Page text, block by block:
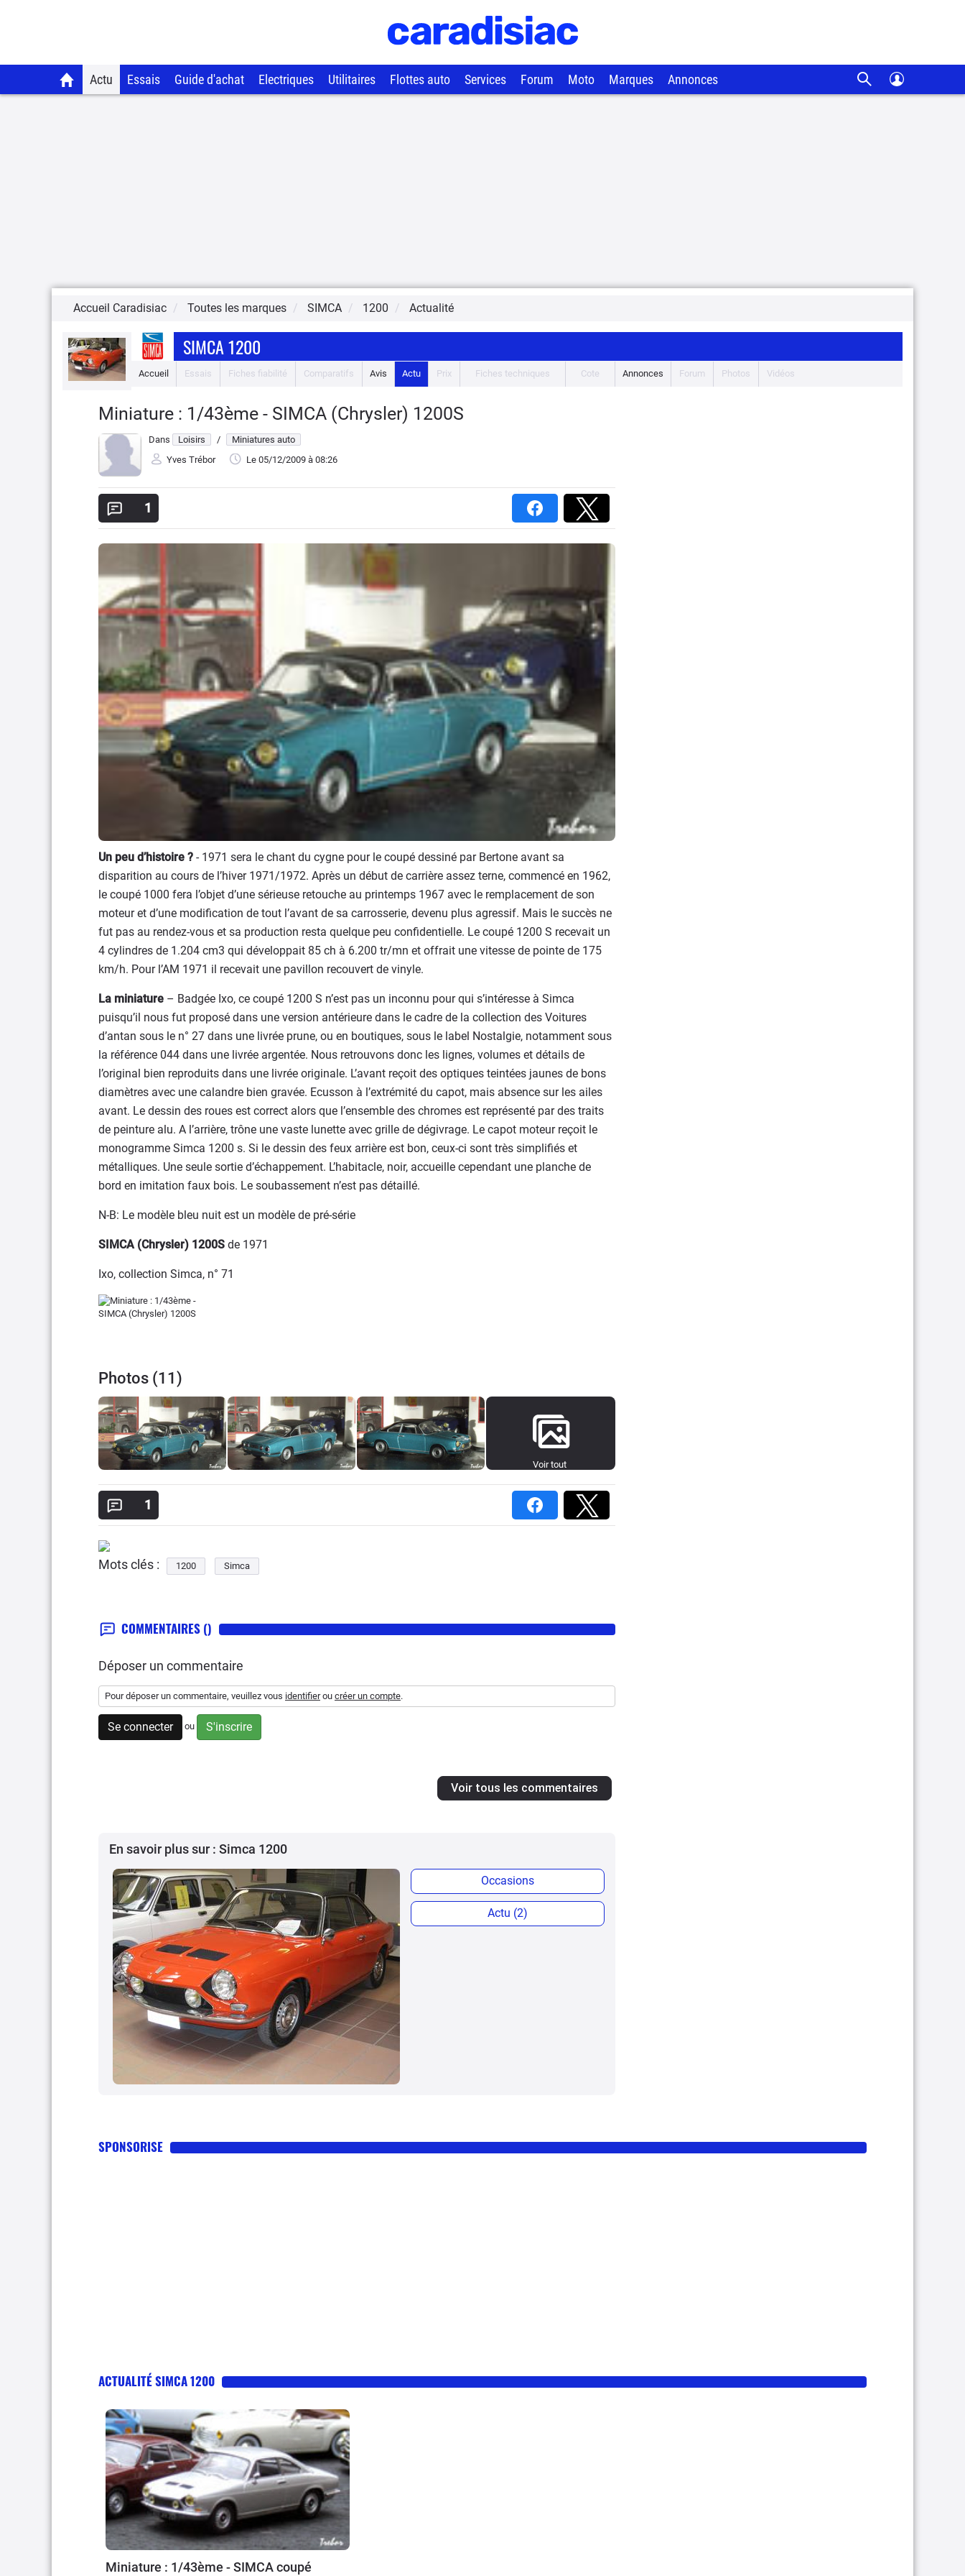
Actu Essais Guide d'achat Electriques Utilitaires Flottes auto Services Forum Moto Marques Annonces
Accueil Caradisiac Toutes les marques SIMCA 1200 Actualité
SIMCA 1200
Accueil Essais Fiches fiabilité Comparatifs Avis Actu Prix Fiches techniques Cote Annonces Forum Photos Vidéos
Miniature : 1/43ème - SIMCA (Chrysler) 1200S
Dans Loisirs /
Miniatures auto
Yves Trébor
Le 05/12/2009 à 08:26
1
Un peu d’histoire ? - 1971 sera le chant du cygne pour le coupé dessiné par Bertone avant sa
disparition au cours de l’hiver 1971/1972. Après un début de carrière assez terne, commencé en 1962,
le coupé 1000 fera l’objet d’une sérieuse retouche au printemps 1967 avec le remplacement de son
moteur et d’une modification de tout l’avant de sa carrosserie, devenu plus agressif. Mais le succès ne
fut pas au rendez-vous et sa production resta quelque peu confidentielle. Le coupé 1200 S recevait un
4 cylindres de 1.204 cm3 qui développait 85 ch à 6.200 tr/mn et offrait une vitesse de pointe de 175
km/h. Pour l’AM 1971 il recevait une pavillon recouvert de vinyle.
La miniature – Badgée Ixo, ce coupé 1200 S n’est pas un inconnu pour qui s’intéresse à Simca
puisqu’il nous fut proposé dans une version antérieure dans le cadre de la collection des Voitures
d’antan sous le n° 27 dans une livrée prune, ou en boutiques, sous le label Nostalgie, notamment sous
la référence 044 dans une livrée argentée. Nous retrouvons donc les lignes, volumes et détails de
l’original bien reproduits dans une livrée originale. L’avant reçoit des optiques teintées jaunes de bons
diamètres avec une calandre bien gravée. Ecusson à l’extrémité du capot, mais absence sur les ailes
avant. Le dessin des roues est correct alors que l’ensemble des chromes est représenté par des traits
de peinture alu. A l’arrière, trône une vaste lunette avec grille de dégivrage. Le capot moteur reçoit le
monogramme Simca 1200 s. Si le dessin des feux arrière est bon, ceux-ci sont très simplifiés et
métalliques. Une seule sortie d’échappement. L’habitacle, noir, accueille cependant une planche de
bord en imitation faux bois. Le soubassement n’est pas détaillé.
N-B: Le modèle bleu nuit est un modèle de pré-série
SIMCA (Chrysler) 1200S de 1971
Ixo, collection Simca, n° 71
Photos (11)
Voir tout
1
Mots clés : 1200 Simca
COMMENTAIRES ()
Déposer un commentaire
Pour déposer un commentaire, veuillez vous identifierou créer un compte.
Se connecter ou S'inscrire
Voir tous les commentaires
En savoir plus sur : Simca 1200
Occasions
Actu (2)
SPONSORISE
ACTUALITÉ SIMCA 1200
Miniature : 1/43ème - SIMCA coupé